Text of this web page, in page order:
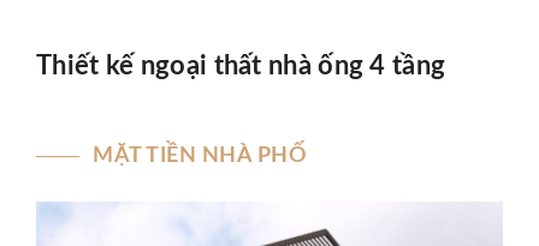
Thiết kế ngoại thất nhà ống 4 tầng
MẶT TIỀN NHÀ PHỐ